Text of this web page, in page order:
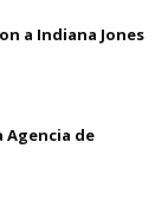
a Indiana Jones
Agencia de